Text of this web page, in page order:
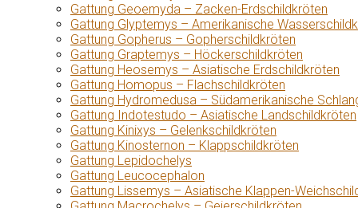
Gattung Geoemyda – Zacken-Erdschildkröten
Gattung Glyptemys – Amerikanische
Gattung Gopherus – Gopherschildkröten
Gattung Graptemys – Höckerschildkröten
Gattung Heosemys – Asiatische Erdschildkröten
Gattung Homopus – Flachschildkröten
Gattung Hydromedusa – Südamerikanische
Gattung Indotestudo – Asiatische Landschildkröten
Gattung Kinixys – Gelenkschildkröten
Gattung Kinosternon – Klappschildkröten
Gattung Lepidochelys
Gattung Leucocephalon
Gattung Lissemys – Asiatische Klappen-